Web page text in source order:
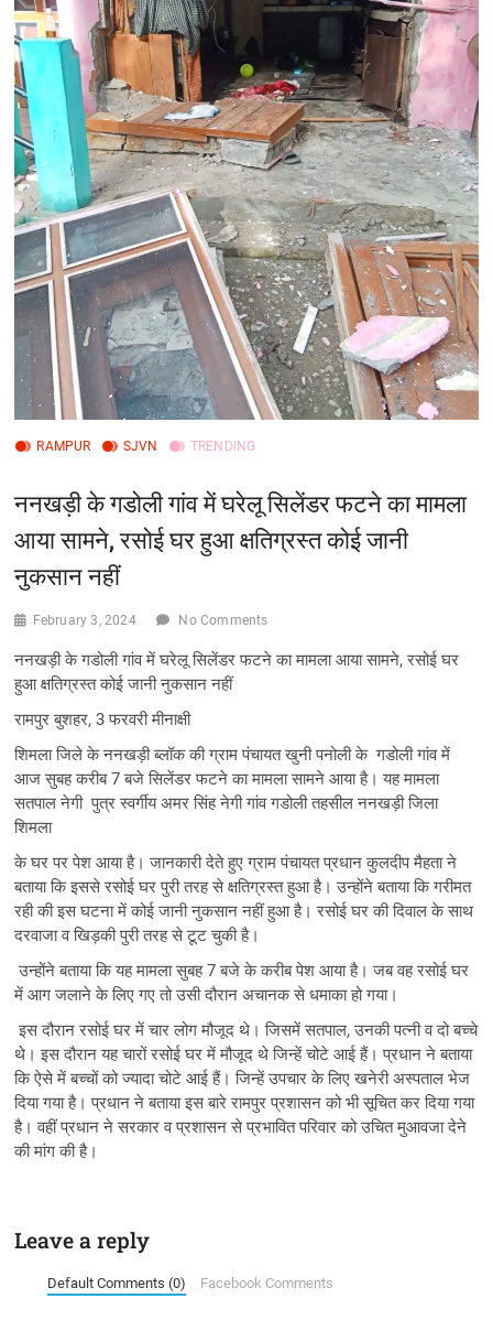
RAMPUR SJVN TRENDING
ननखड़ी के गडोली गांव में घरेलू सिलेंडर फटने का मामला
आया सामने, रसोई घर हुआ क्षतिग्रस्त कोई जानी
नुकसान नहीं
February 3, 2024 No Comments
ननखड़ी के गडोली गांव में घरेलू सिलेंडर फटने का मामला आया सामने, रसोई घर
हुआ क्षतिग्रस्त कोई जानी नुकसान नहीं
रामपुर बुशहर, 3 फरवरी मीनाक्षी
शिमला जिले के ननखड़ी ब्लॉक की ग्राम पंचायत खुनी पनोली के गडोली गांव में
आज सुबह करीब 7 बजे सिलेंडर फटने का मामला सामने आया है। यह मामला
सतपाल नेगी पुत्र स्वर्गीय अमर सिंह नेगी गांव गडोली तहसील ननखड़ी जिला
शिमला
के घर पर पेश आया है। जानकारी देते हुए ग्राम पंचायत प्रधान कुलदीप मैहता ने
बताया कि इससे रसोई घर पुरी तरह से क्षतिग्रस्त हुआ है। उन्होंने बताया कि गरीमत
रही की इस घटना में कोई जानी नुकसान नहीं हुआ है। रसोई घर की दिवाल के साथ
दरवाजा व खिड़की पुरी तरह से टूट चुकी है।
उन्होंने बताया कि यह मामला सुबह 7 बजे के करीब पेश आया है। जब वह रसोई घर
में आग जलाने के लिए गए तो उसी दौरान अचानक से धमाका हो गया।
इस दौरान रसोई घर में चार लोग मौजूद थे। जिसमें सतपाल, उनकी पत्नी व दो बच्चे
थे। इस दौरान यह चारों रसोई घर में मौजूद थे जिन्हें चोटे आई हैं। प्रधान ने बताया
कि ऐसे में बच्चों को ज्यादा चोटे आई हैं। जिन्हें उपचार के लिए खनेरी अस्पताल भेज
दिया गया है। प्रधान ने बताया इस बारे रामपुर प्रशासन को भी सूचित कर दिया गया
है। वहीं प्रधान ने सरकार व प्रशासन से प्रभावित परिवार को उचित मुआवजा देने
की मांग की है।
Leave a reply
Default Comments (0) Facebook Comments